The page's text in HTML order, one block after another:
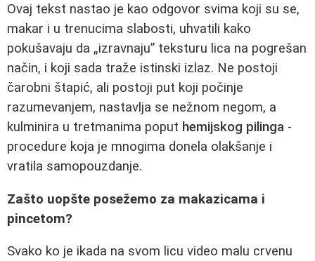
Ovaj tekst nastao je kao odgovor svima koji su se,
makar i u trenucima slabosti, uhvatili kako
pokušavaju da „izravnaju” teksturu lica na pogrešan
način, i koji sada traže istinski izlaz. Ne postoji
čarobni štapić, ali postoji put koji počinje
razumevanjem, nastavlja se nežnom negom, a
kulminira u tretmanima poput hemijskog pilinga -
procedure koja je mnogima donela olakšanje i
vratila samopouzdanje.
Zašto uopšte posežemo za makazicama i
pincetom?
Svako ko je ikada na svom licu video malu crvenu